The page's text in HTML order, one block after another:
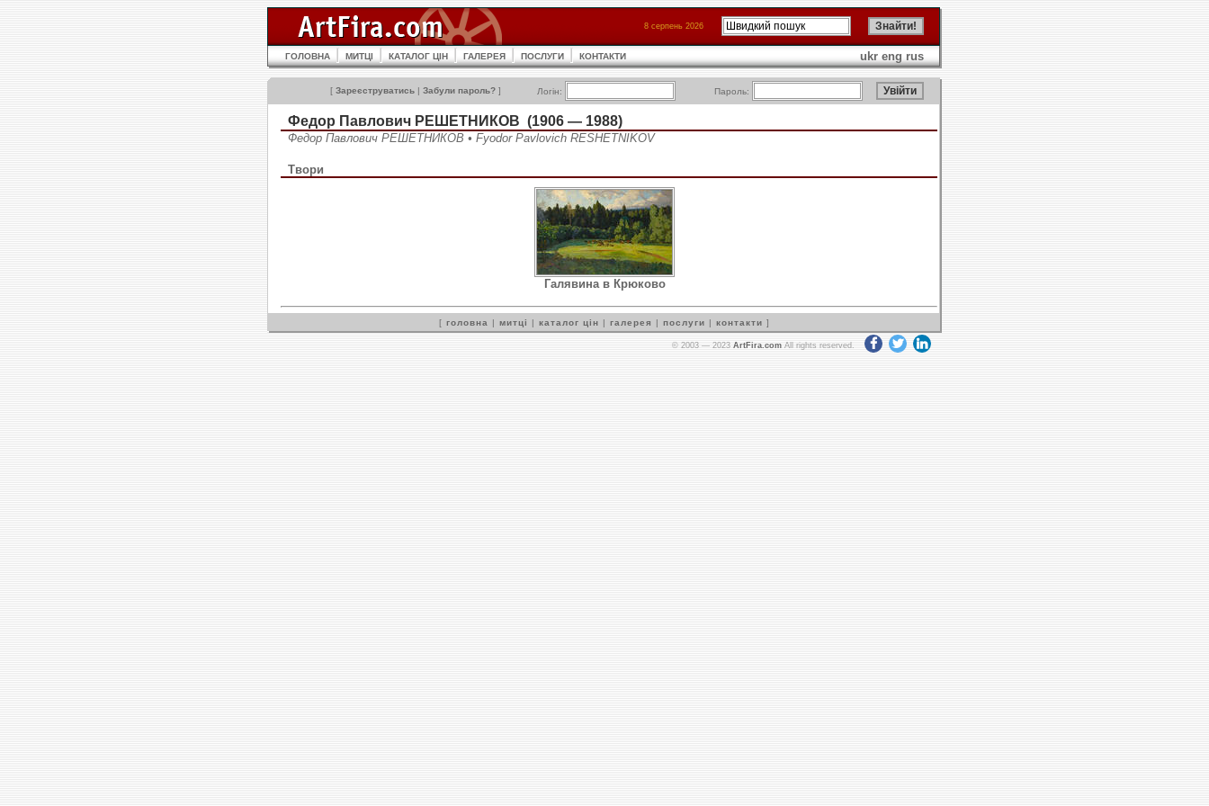
8 серпень 2026
ГОЛОВНА МИТЦІ КАТАЛОГ ЦІН ГАЛЕРЕЯ ПОСЛУГИ КОНТАКТИ ukr eng rus
[ Зареєструватись | Забули пароль? ] Логін: Пароль:
Федор Павлович РЕШЕТНИКОВ (1906 — 1988)
Федор Павлович РЕШЕТНИКОВ • Fyodor Pavlovich RESHETNIKOV
Твори
Галявина в Крюково
[ головна | митці | каталог цін | галерея | послуги | контакти ]
© 2003 — 2023 ArtFira.com All rights reserved.